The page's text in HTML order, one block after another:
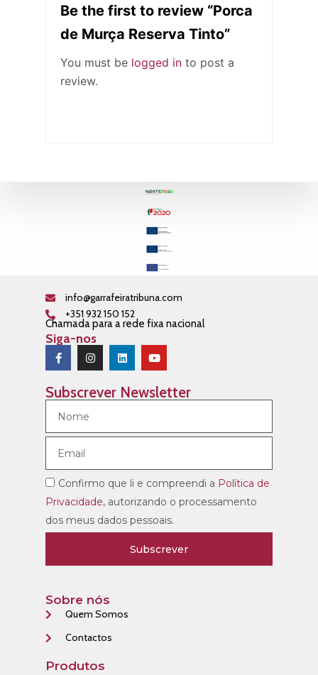
Be the first to review “Porca
de Murça Reserva Tinto”
You must be logged in to post a
review.
info@garrafeiratribuna.com
+351 932 150 152
Chamada para a rede fixa nacional
Siga-nos
Sobre nós
Quem Somos
Contactos
Produtos
Subscrever Newsletter
Confirmo que li e compreendi a Política de
Privacidade, autorizando o processamento
dos meus dados pessoais.
Subscrever